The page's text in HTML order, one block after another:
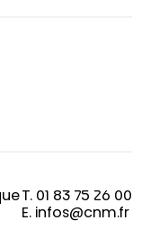
T. 01 83 75 26 00
E. infos@cnm.fr